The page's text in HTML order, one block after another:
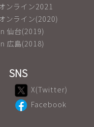
ンライン2021
ンライン(2020)
仙台(2019)
広島(2018)
SNS
X(Twitter)
Facebook